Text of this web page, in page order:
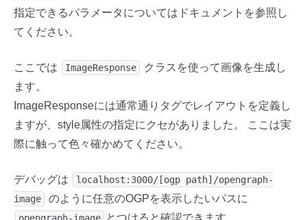
指定できるパラメータについてはドキュメントを参照し
てください。
ここでは ImageResponse
クラスを使って画像を生成し
ます。
ImageResponseには通常通りタグでレイアウトを定義し
ますが、style属性の指定にクセがありました。 ここは実
際に触って色々確かめてください。
デバッグは
localhost:3000/[ogp path]/opengraph-
image
のように任意のOGPを表示したいパスに
とつけると確認できます。